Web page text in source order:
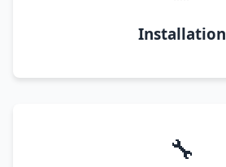
Installation
🔧